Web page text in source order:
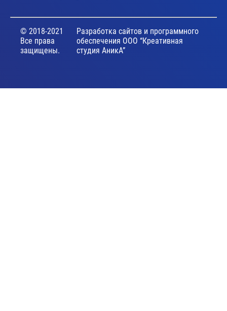
© 2018-2021
Все права
защищены.
Разработка сайтов и программного
обеспечения ООО “Креативная
студия АникА”